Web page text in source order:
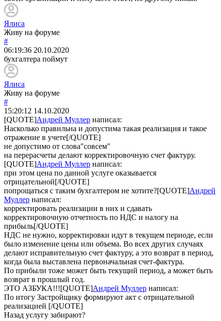
Ялиса
Живу на форуме
#
06:19:36 20.10.2020
бухгалтера поймут
Ялиса
Живу на форуме
#
15:20:12 14.10.2020
[QUOTE]Андрей Муллер написал:
Насколько правильна и допустима такая реализация и такое
отражение в учете[/QUOTE]
не допустимо от слова"совсем"
на перерасчеты делают корректировочную счет фактуру.
[QUOTE]Андрей Муллер написал:
при этом цена по данной услуге оказывается
отрицательной[/QUOTE]
попрощаться с таким бухгалтером не хотите?[QUOTE]Андрей
Муллер написал:
корректировать реализации в них и сдавать
корректировочную отчетность по НДС и налогу на
прибыль[/QUOTE]
НДС не нужно, корректировки идут в текущем периоде, если
было изменение цены или объема. Во всех других случаях
делают исправительную счет фактуру, а это возврат в период,
когда была выставлена первоначальная счет-фактура.
По прибыли тоже может быть текущий период, а может быть
возврат в прошлый год.
ЭТО АЗБУКА!!![QUOTE]Андрей Муллер написал:
По итогу Застройщику формируют акт с отрицательной
реализацией [/QUOTE]
Назад услугу забирают?